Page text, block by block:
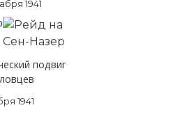
1941
подвиг
1941